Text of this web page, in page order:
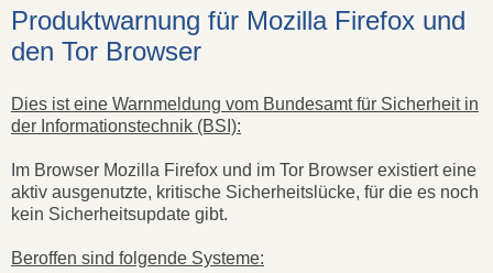
Produktwarnung für Mozilla Firefox und
den Tor Browser
Dies ist eine Warnmeldung vom Bundesamt für Sicherheit in
der Informationstechnik (BSI):
Im Browser Mozilla Firefox und im Tor Browser existiert eine
aktiv ausgenutzte, kritische Sicherheitslücke, für die es noch
kein Sicherheitsupdate gibt.
Beroffen sind folgende Systeme: